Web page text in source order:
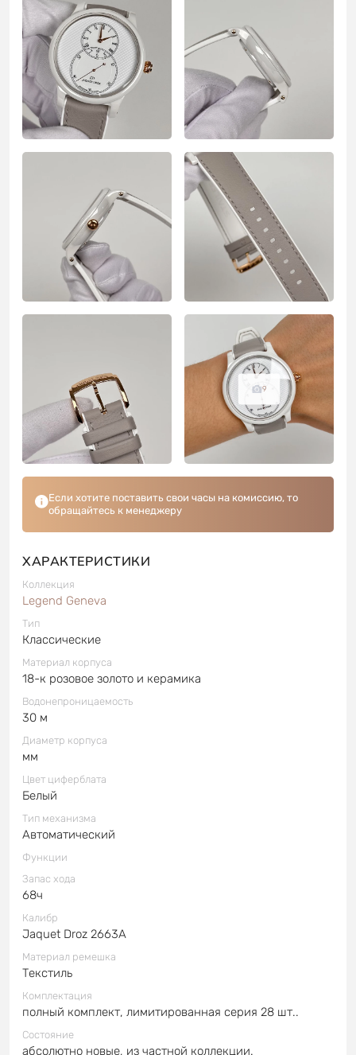
9
Если хотите поставить свои часы на комиссию, то
обращайтесь к менеджеру
ХАРАКТЕРИСТИКИ
Коллекция
Legend Geneva
Тип
Классические
Материал корпуса
18-к розовое золото и керамика
Водонепроницаемость
30 м
Диаметр корпуса
мм
Цвет циферблата
Белый
Тип механизма
Автоматический
Функции
Запас хода
68ч
Калибр
Jaquet Droz 2663A
Материал ремешка
Текстиль
Комплектация
полный комплект, лимитированная серия 28 шт..
Состояние
абсолютно новые, из частной коллекции.